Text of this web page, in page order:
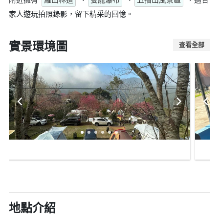
家人遊玩拍照錄影，留下精采的回憶。
實景環境圖 查看全部
地點介紹